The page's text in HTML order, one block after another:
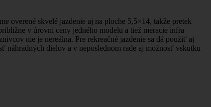
overené skvelé jazdenie aj na ploche 5,5×14, takže pretek
v úrovni ceny jedného modelu a tiež meracie infra
nie je nereálna. Pre rekreačné jazdenie sa dá použiť aj
náhradných dielov a v neposlednom rade aj možnosť vskutku